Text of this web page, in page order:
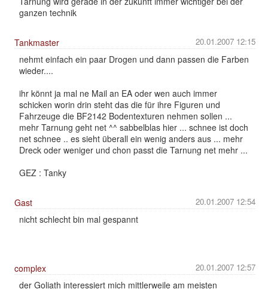
ganzen technik
20.01.2007 12:15
Tankmaster
nehmt einfach ein paar Drogen und dann passen die Farben
wieder....
ihr könnt ja mal ne Mail an EA oder wen auch immer
schicken worin drin steht das die für ihre Figuren und
Fahrzeuge die BF2142 Bodentexturen nehmen sollen ...
mehr Tarnung geht net ^^ sabbelblas hier ... schnee ist doch
net schnee .. es sieht überall ein wenig anders aus ... mehr
Dreck oder weniger und chon passt die Tarnung net mehr ...
GEZ : Tanky
20.01.2007 12:54
Gast
nicht schlecht bin mal gespannt
20.01.2007 12:57
complex
der Goliath interessiert mich mittlerweile am meisten